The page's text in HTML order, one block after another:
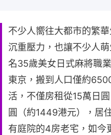
不少人嚮往大都市的繁
沉重壓力，也讓不少人
名35歲美女日式麻將職
東京，搬到人口僅約
活，不僅房租從15萬日
圓（約1449港元），居
有庭院的4房老宅，如今